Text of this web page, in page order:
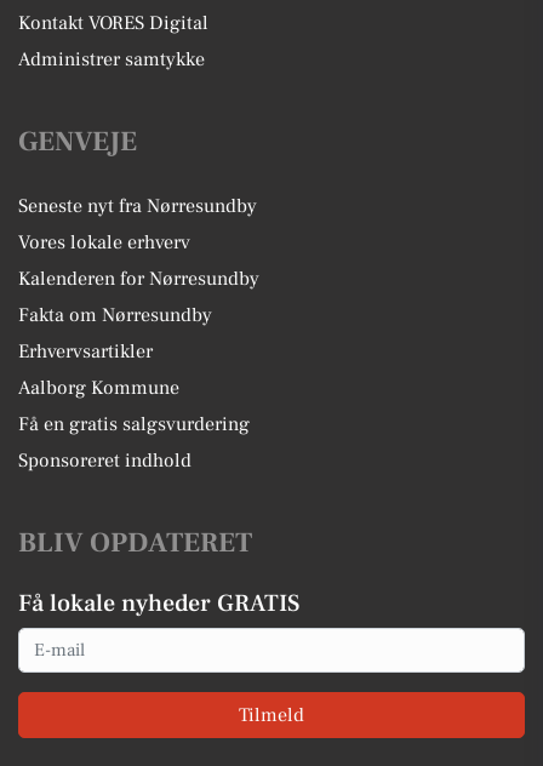
Kontakt VORES Digital
Administrer samtykke
GENVEJE
Seneste nyt fra Nørresundby
Vores lokale erhverv
Kalenderen for Nørresundby
Fakta om Nørresundby
Erhvervsartikler
Aalborg Kommune
Få en gratis salgsvurdering
Sponsoreret indhold
BLIV OPDATERET
Få lokale nyheder GRATIS
Email
Tilmeld